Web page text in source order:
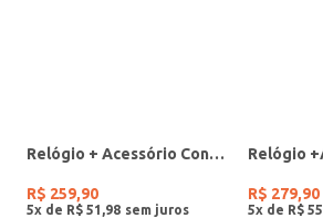
Relógio + Acessório Condor Feminino PRATA
R$ 259,90
5x de R$ 51 98
R$ 279,90
5x de R$ 55